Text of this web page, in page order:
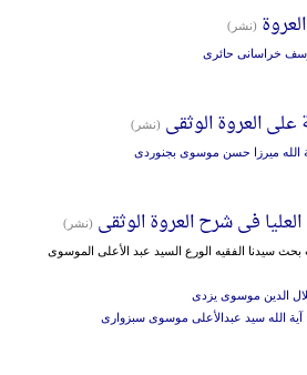
(نشر)
خراسانی حائری
علی العروة الوثقی (نشر)
الله میرزا حسن موسوی بجنوردی
فی شرح العروة الوثقی (نشر)
سیدنا الفقیه الورع السید عبد الأعلی الموسوی
الدین موسوی یزدی
آیة الله سید عبدالأعلی موسوی سبزواری